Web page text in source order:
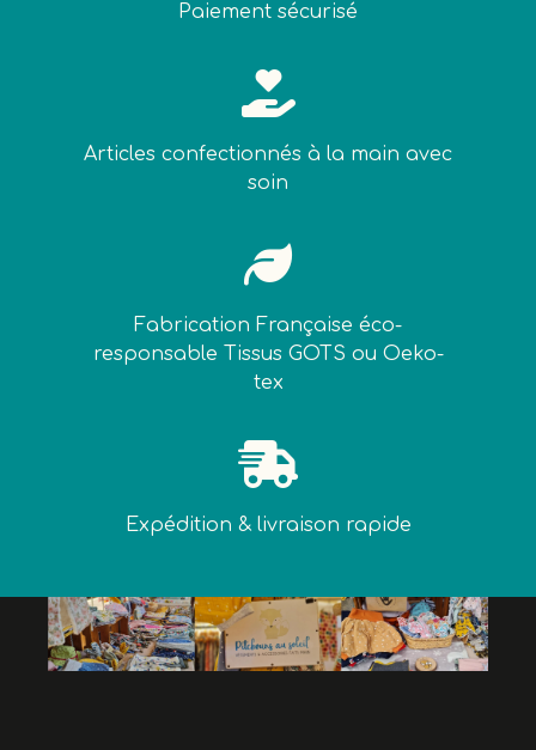
Paiement sécurisé

Articles confectionnés à la main avec
soin

Fabrication Française éco-
responsable Tissus GOTS ou Oeko-
tex

Expédition & livraison rapide